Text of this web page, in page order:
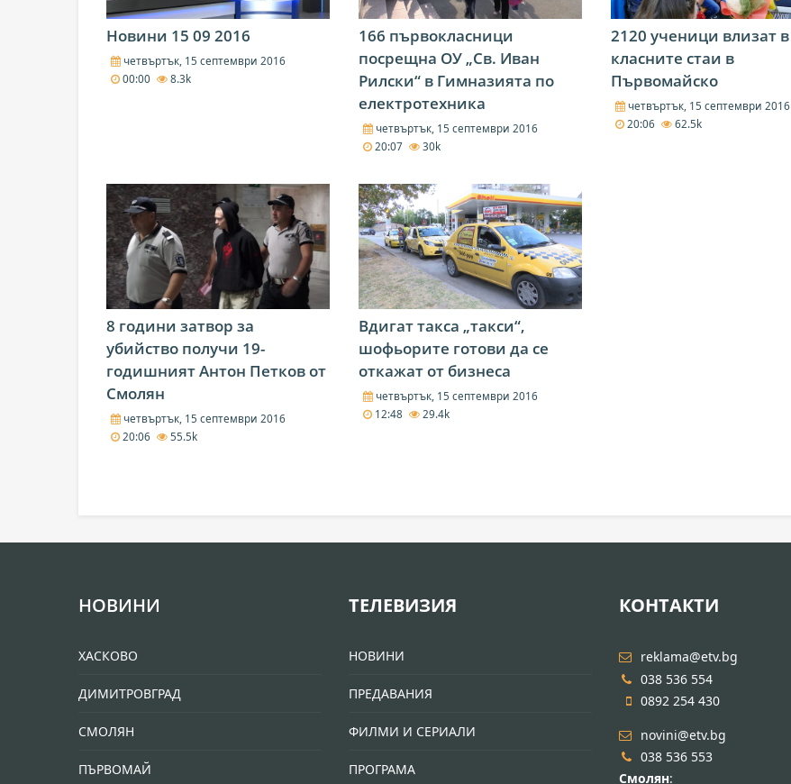
Новини 15 09 2016
четвъртък, 15 септември 2016
00:00
8.3k
166 първокласници
посрещна ОУ „Св. Иван
Рилски“ в Гимназията по
електротехника
четвъртък, 15 септември 2016
20:07
30k
2120 ученици влизат в
класните стаи в
Първомайско
четвъртък, 15 септември 2016
20:06
62.5k
8 години затвор за
убийство получи 19-
годишният Антон Петков от
Смолян
четвъртък, 15 септември 2016
20:06
55.5k
Вдигат такса „такси“,
шофьорите готови да се
откажат от бизнеса
четвъртък, 15 септември 2016
12:48
29.4k
НОВИНИ
ХАСКОВО
ДИМИТРОВГРАД
СМОЛЯН
ПЪРВОМАЙ
ТЕЛЕВИЗИЯ
НОВИНИ
ПРЕДАВАНИЯ
ФИЛМИ И СЕРИАЛИ
ПРОГРАМА
КОНТАКТИ
reklama@etv.bg
038 536 554
0892 254 430
novini@etv.bg
038 536 553
Смолян: